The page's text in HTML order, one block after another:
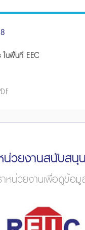
ในพื้นที่ EEC
น่วยงานสนับสนุน
หน่วยงานเพื่อดูข้อมู